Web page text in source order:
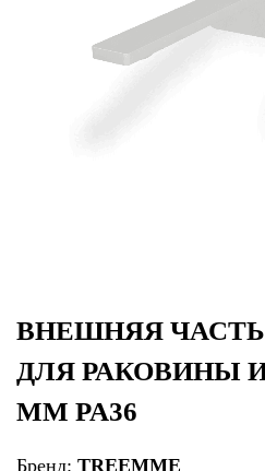
ВНЕШНЯЯ
ДЛЯ РАКОВИНЫ
ММ PA36
Бренд: TREEMME